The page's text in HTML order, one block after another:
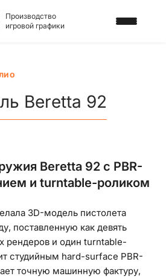
Производство
игровой графики
НАМ
Beretta 92
Beretta 92 с PBR-
и turntable-роликом
3D-модель пистолета
поставленную как девять
рендеров и один turntable-
студийным hard-surface PBR-
точную машинную фактуру,